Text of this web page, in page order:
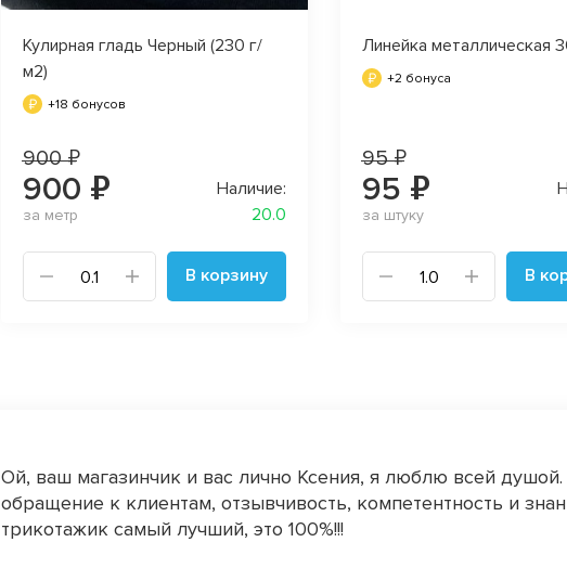
Кулирная гладь Черный (230 г/
м2)
+18 бонусов
900 ₽
900 ₽
за метр
Наличие:
20.0
В корзину
Линейка металлическая
+2 бонуса
95 ₽
95 ₽
за штуку
В
Ой, ваш магазинчик и вас лично Ксения, я люблю всей душой.
обращение к клиентам, отзывчивость, компетентность и
трикотажик самый лучший, это 100%!!!